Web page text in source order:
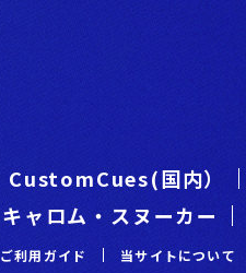
CustomCues(国内）
キャロム・スヌーカー
ご利⽤ガイド 当サイトについて